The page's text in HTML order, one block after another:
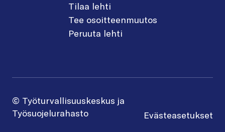
Tilaa lehti
Tee osoitteenmuutos
Peruuta lehti
© Työturvallisuuskeskus ja
Työsuojelurahasto
Evästeasetukset